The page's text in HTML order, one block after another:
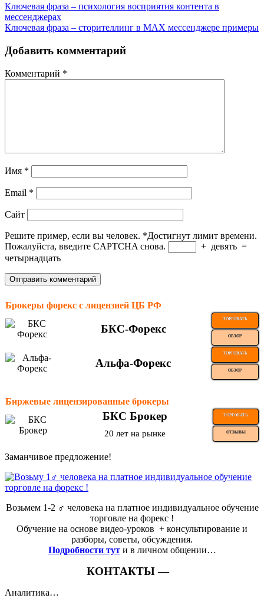
Ключевая фраза – психология восприятия контента в
мессенджерах
Ключевая фраза – сторителлинг в MAX мессенджере примеры
Добавить комментарий
Комментарий *
Имя *
Email *
Сайт
Решите пример, если вы человек. *Достигнут лимит времени.
Пожалуйста, введите CAPTCHA снова.
+ девять =
четырнадцать
Брокеры форекс с лицензией ЦБ РФ
БКС-Форекс
ТОРГОВАТЬ
ОБЗОР
Альфа-Форекс
ТОРГОВАТЬ
ОБЗОР
Биржевые лицензированные брокеры
БКС Брокер ТОРГОВАТЬ
20 лет на рынке ОТЗЫВЫ
Заманчивое предложение!
Возьмем 1-2 ‍♂️ человека на платное индивидуальное обучение
торговле на форекс !
Обучение на основе видео-уроков ️ + консультирование и
разборы, советы, обсуждения.
Подробности тут и в личном общении…
КОНТАКТЫ —
Аналитика…